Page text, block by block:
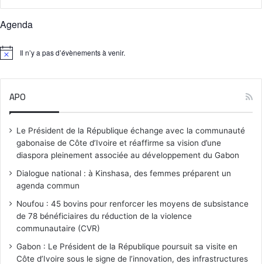
Agenda
N
Il n’y a pas d’évènements à venir.
APO
Le Président de la République échange avec la communauté
gabonaise de Côte d’Ivoire et réaffirme sa vision d’une
diaspora pleinement associée au développement du Gabon
Dialogue national : à Kinshasa, des femmes préparent un
agenda commun
Noufou : 45 bovins pour renforcer les moyens de subsistance
de 78 bénéficiaires du réduction de la violence
communautaire (CVR)
Gabon : Le Président de la République poursuit sa visite en
Côte d’Ivoire sous le signe de l’innovation, des infrastructures